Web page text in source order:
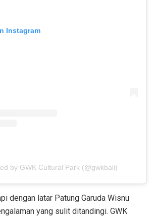
Instagram
by GWK Cultural Park (@gwkbali)
dengan latar Patung Garuda Wisnu
yang sulit ditandingi. GWK